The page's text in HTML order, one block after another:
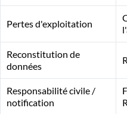
Pertes d'exploitation
Reconstitution de
données
Responsabilité civile /
notification